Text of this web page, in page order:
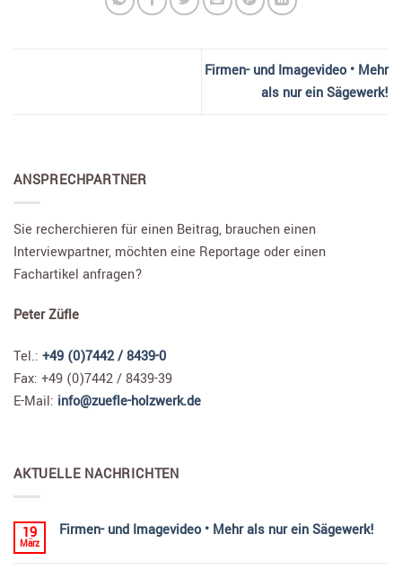
Firmen- und Imagevideo • Mehr
als nur ein Sägewerk!
ANSPRECHPARTNER
Sie recherchieren für einen Beitrag, brauchen einen
Interviewpartner, möchten eine Reportage oder einen
Fachartikel anfragen?
Peter Züfle
Tel.: +49 (0)7442 / 8439-0
Fax: +49 (0)7442 / 8439-39
E-Mail: info@zuefle-holzwerk.de
AKTUELLE NACHRICHTEN
19
März
Firmen- und Imagevideo • Mehr als nur ein Sägewerk!